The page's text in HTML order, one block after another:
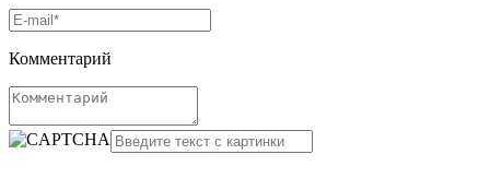
Комментарий